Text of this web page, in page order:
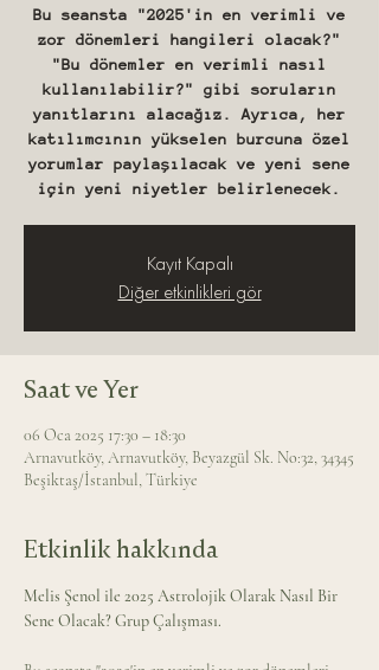
Bu seansta "2025'in en verimli ve
zor dönemleri hangileri olacak?"
"Bu dönemler en verimli nasıl
kullanılabilir?" gibi soruların
yanıtlarını alacağız. Ayrıca, her
katılımcının yükselen burcuna özel
yorumlar paylaşılacak ve yeni sene
için yeni niyetler belirlenecek.
Kayıt Kapalı
Diğer etkinlikleri gör
Saat ve Yer
06 Oca 2025 17:30 – 18:30
Arnavutköy, Arnavutköy, Beyazgül Sk. No:32, 34345
Beşiktaş/İstanbul, Türkiye
Etkinlik hakkında
Melis Şenol ile 2025 Astrolojik Olarak Nasıl Bir
Sene Olacak? Grup Çalışması.